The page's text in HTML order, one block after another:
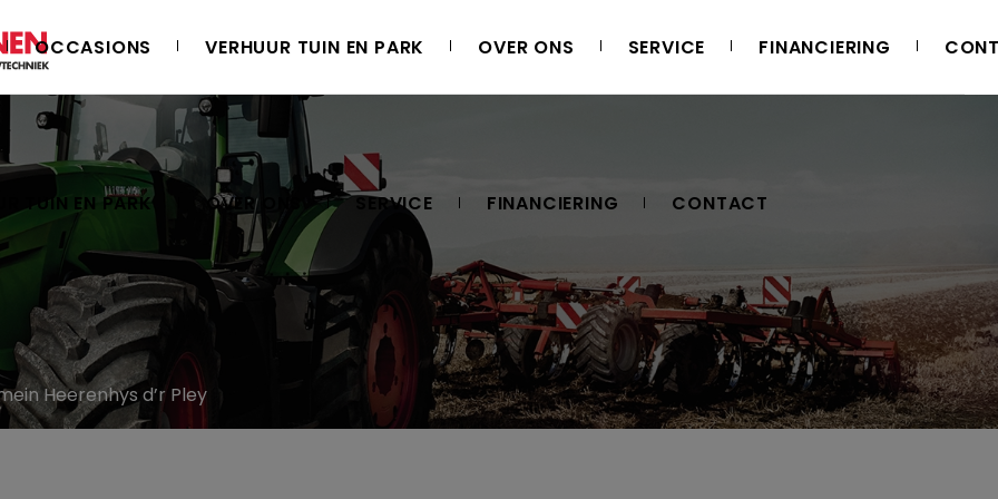
OCCASIONS VERHUUR TUIN EN PARK OVER ONS SERVICE FINANCIERING
TUIN EN PARK OVER ONS SERVICE FINANCIERING CONTACT
Heerenhys d’r Pley